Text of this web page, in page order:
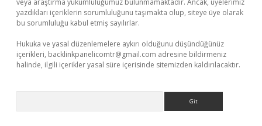
veya araştırma yükümlülüğümüz bulunmamaktadır. Ancak, üyelerimiz
yazdıkları içeriklerin sorumluluğunu taşımakta olup, siteye üye olarak
bu sorumluluğu kabul etmiş sayılırlar.
Hukuka ve yasal düzenlemelere aykırı olduğunu düşündüğünüz
içerikleri, backlinkpanelicomtr@gmail.com adresine bildirmeniz
halinde, ilgili içerikler yasal süre içerisinde sitemizden kaldırılacaktır.